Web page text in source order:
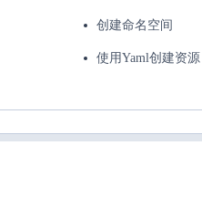
创建命名空间
使用Yaml创建资源